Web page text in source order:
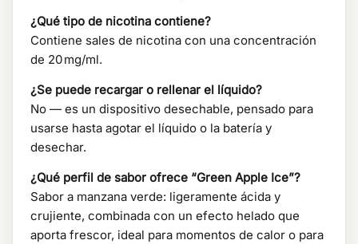
¿Qué tipo de nicotina contiene?
Contiene sales de nicotina con una concentración
de 20 mg/ml.
¿Se puede recargar o rellenar el líquido?
No — es un dispositivo desechable, pensado para
usarse hasta agotar el líquido o la batería y
desechar.
¿Qué perfil de sabor ofrece “Green Apple Ice”?
Sabor a manzana verde: ligeramente ácida y
crujiente, combinada con un efecto helado que
aporta frescor, ideal para momentos de calor o para